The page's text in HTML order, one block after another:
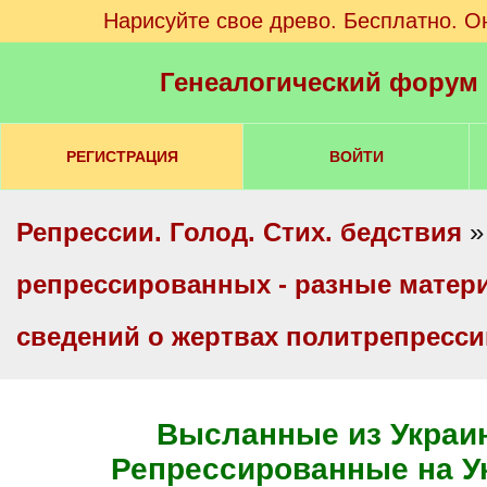
Нарисуйте свое древо. Бесплатно.
Генеалогический
РЕГИСТРАЦИЯ ВОЙТИ
Репрессии. Голод. Стих. бедствия
репрессированных - разные
сведений о жертвах
Высланные из
Репрессированные на